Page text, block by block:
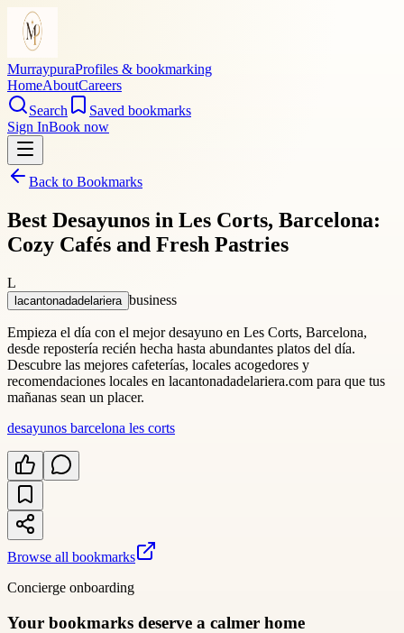
MurraypuraProfiles & bookmarking
HomeAboutCareers
Search
Saved bookmarks
Sign InBook now
Back to Bookmarks
Best Desayunos in Les Corts, Barcelona:
Cozy Cafés and Fresh Pastries
L
lacantonadadelariera business
Empieza el día con el mejor desayuno en Les Corts, Barcelona, ​​
desde repostería recién hecha hasta abundantes platos del día.
Descubre las mejores cafeterías, locales acogedores y
recomendaciones locales en lacantonadadelariera.com para que tus
mañanas sean un placer.
desayunos barcelona les corts
Browse all bookmarks
Concierge onboarding
Your bookmarks deserve a calmer home